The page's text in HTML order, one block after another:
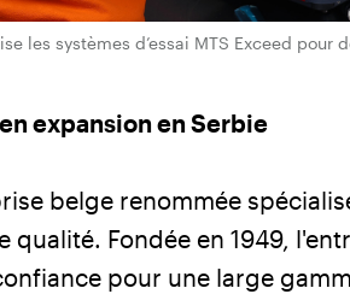
les systèmes d’essai MTS Exceed pour
expansion en Serbie
belge renommée
qualité. Fondée en 1949,
pour une large